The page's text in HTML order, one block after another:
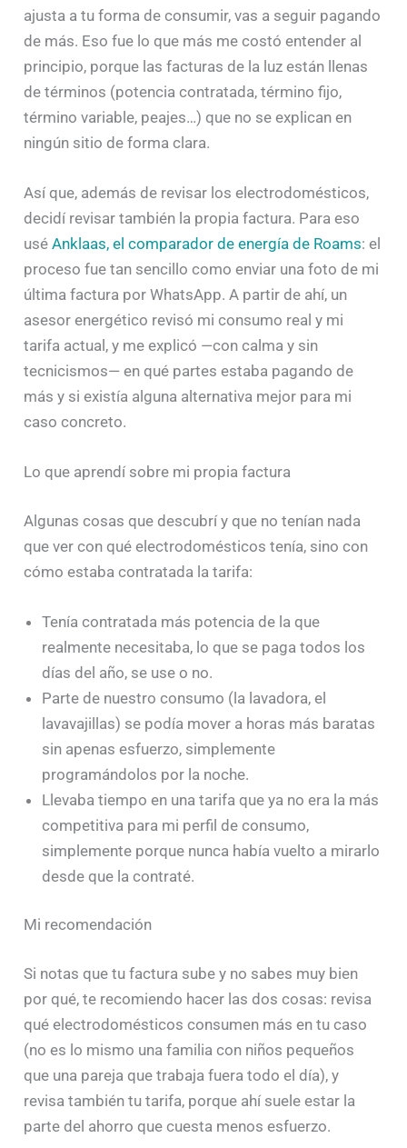
ajusta a tu forma de consumir, vas a seguir pagando
de más. Eso fue lo que más me costó entender al
principio, porque las facturas de la luz están llenas
de términos (potencia contratada, término fijo,
término variable, peajes…) que no se explican en
ningún sitio de forma clara.
Así que, además de revisar los electrodomésticos,
decidí revisar también la propia factura. Para eso
uséAnklaas, el comparador de energía de Roams: el
proceso fue tan sencillo como enviar una foto de mi
última factura por WhatsApp. A partir de ahí, un
asesor energético revisó mi consumo real y mi
tarifa actual, y me explicó —con calma y sin
tecnicismos— en qué partes estaba pagando de
más y si existía alguna alternativa mejor para mi
caso concreto.
Lo que aprendí sobre mi propia factura
Algunas cosas que descubrí y que no tenían nada
que ver con qué electrodomésticos tenía, sino con
cómo estaba contratada la tarifa:
Tenía contratada más potencia de la que
realmente necesitaba, lo que se paga todos los
días del año, se use o no.
Parte de nuestro consumo (la lavadora, el
lavavajillas) se podía mover a horas más baratas
sin apenas esfuerzo, simplemente
programándolos por la noche.
Llevaba tiempo en una tarifa que ya no era la más
competitiva para mi perfil de consumo,
simplemente porque nunca había vuelto a mirarlo
desde que la contraté.
Mi recomendación
Si notas que tu factura sube y no sabes muy bien
por qué, te recomiendo hacer las dos cosas: revisa
qué electrodomésticos consumen más en tu caso
(no es lo mismo una familia con niños pequeños
que una pareja que trabaja fuera todo el día), y
revisa también tu tarifa, porque ahí suele estar la
parte del ahorro que cuesta menos esfuerzo.